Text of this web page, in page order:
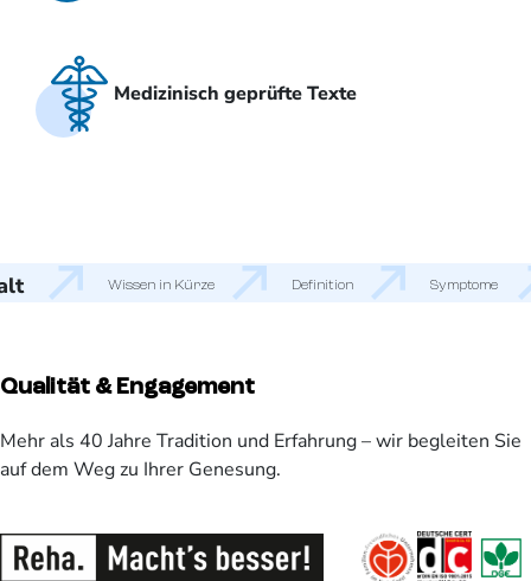
Medizinisch geprüfte Texte
Wissen in Kürze Definition Symptome
Qualität & Engagement
Mehr als 40 Jahre Tradition und Erfahrung – wir begleiten Sie
auf dem Weg zu Ihrer Genesung.